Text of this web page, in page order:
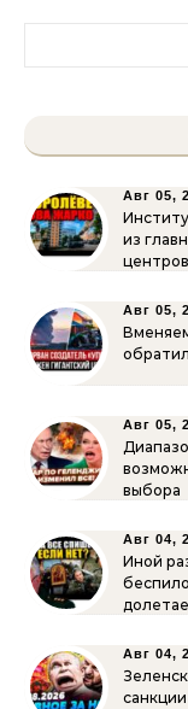
Авг 05,
из
центров
Авг 05,
Авг 05,
выбора
Авг 04,
Иной
Авг 04,